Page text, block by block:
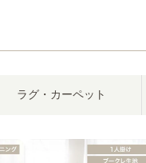
ラグ・カーペット